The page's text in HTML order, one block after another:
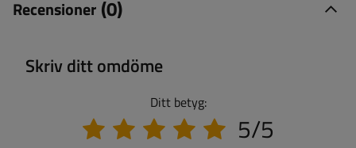
Recensioner (0)
Skriv ditt omdöme
Ditt betyg:
5/5